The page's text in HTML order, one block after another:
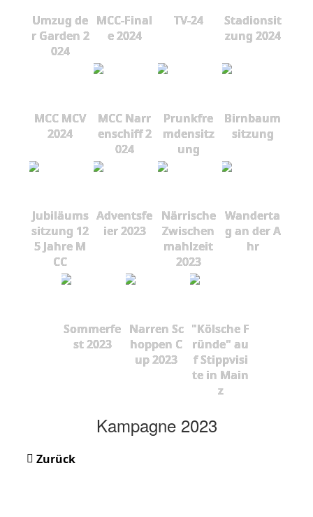
Umzug de
r Garden 2
024
MCC-Final
e 2024
TV-24
Stadionsit
zung 2024
MCC MCV
2024
MCC Narr
enschiff 2
024
Prunkfre
mdensitz
ung
Birnbaum
sitzung
Jubiläums
sitzung 12
5 Jahre M
CC
Adventsfe
ier 2023
Närrische
Zwischen
mahlzeit
2023
Wanderta
g an der A
hr
Sommerfe
st 2023
Narren Sc
hoppen C
up 2023
"Kölsche F
ründe" au
f Stippvisi
te in Main
z
Kampagne 2023
Zurück